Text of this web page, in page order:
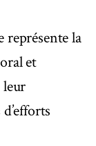
représente la
et